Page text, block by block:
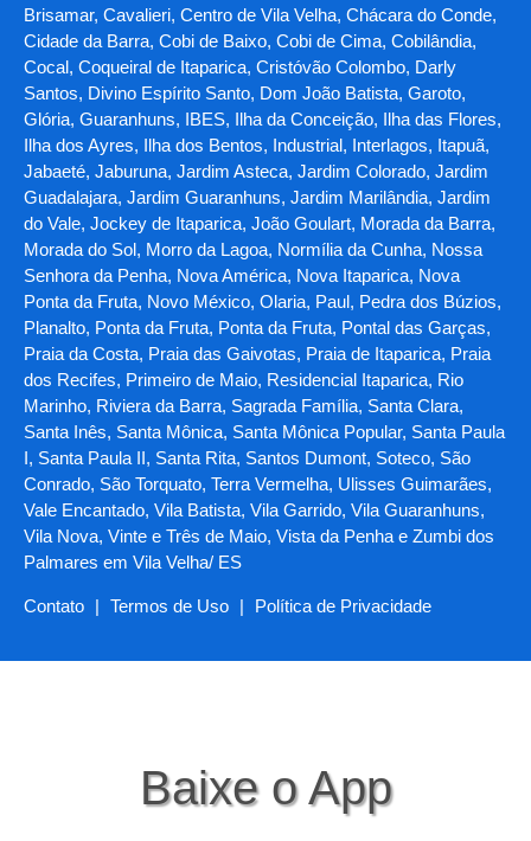
Brisamar, Cavalieri, Centro de Vila Velha, Chácara do Conde,
Cidade da Barra, Cobi de Baixo, Cobi de Cima, Cobilândia,
Cocal, Coqueiral de Itaparica, Cristóvão Colombo, Darly
Santos, Divino Espírito Santo, Dom João Batista, Garoto,
Glória, Guaranhuns, IBES, Ilha da Conceição, Ilha das Flores,
Ilha dos Ayres, Ilha dos Bentos, Industrial, Interlagos, Itapuã,
Jabaeté, Jaburuna, Jardim Asteca, Jardim Colorado, Jardim
Guadalajara, Jardim Guaranhuns, Jardim Marilândia, Jardim
do Vale, Jockey de Itaparica, João Goulart, Morada da Barra,
Morada do Sol, Morro da Lagoa, Normília da Cunha, Nossa
Senhora da Penha, Nova América, Nova Itaparica, Nova
Ponta da Fruta, Novo México, Olaria, Paul, Pedra dos Búzios,
Planalto, Ponta da Fruta, Ponta da Fruta, Pontal das Garças,
Praia da Costa, Praia das Gaivotas, Praia de Itaparica, Praia
dos Recifes, Primeiro de Maio, Residencial Itaparica, Rio
Marinho, Riviera da Barra, Sagrada Família, Santa Clara,
Santa Inês, Santa Mônica, Santa Mônica Popular, Santa Paula
I, Santa Paula II, Santa Rita, Santos Dumont, Soteco, São
Conrado, São Torquato, Terra Vermelha, Ulisses Guimarães,
Vale Encantado, Vila Batista, Vila Garrido, Vila Guaranhuns,
Vila Nova, Vinte e Três de Maio, Vista da Penha e Zumbi dos
Palmares em Vila Velha/ ES
Contato | Termos de Uso | Política de Privacidade
Baixe o App